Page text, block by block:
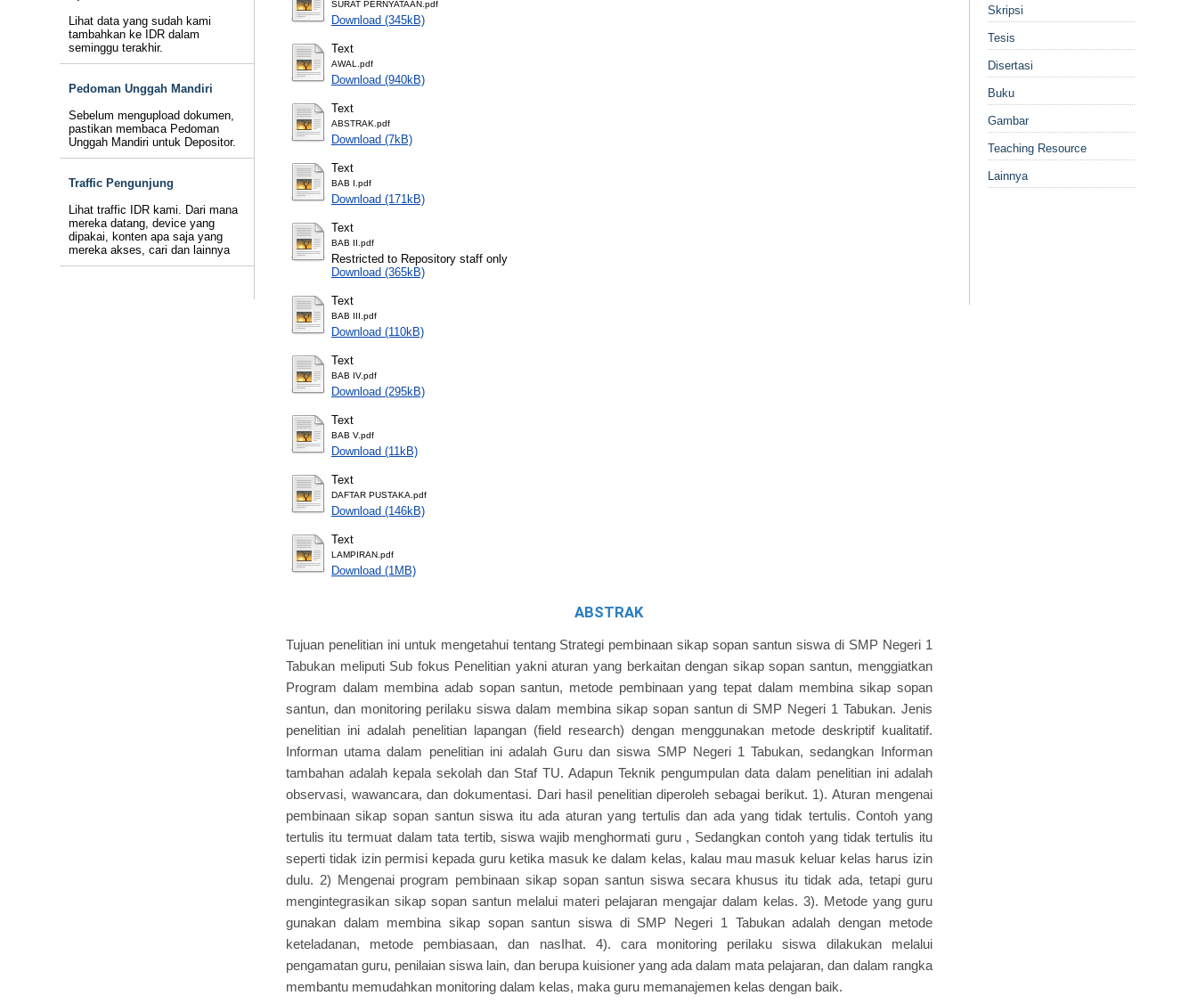
Lihat data yang sudah kami
tambahkan ke IDR dalam
seminggu terakhir.
Pedoman Unggah Mandiri
Sebelum mengupload dokumen,
pastikan membaca Pedoman
Unggah Mandiri untuk Depositor.
Traffic Pengunjung
Lihat traffic IDR kami. Dari mana
mereka datang, device yang
dipakai, konten apa saja yang
mereka akses, cari dan lainnya
SURAT PERNYATAAN.pdf
Download (345kB)
Text
AWAL.pdf
Download (940kB)
Text
ABSTRAK.pdf
Download (7kB)
Text
BAB I.pdf
Download (171kB)
Text
BAB II.pdf
Restricted to Repository staff only
Download (365kB)
Text
BAB III.pdf
Download (110kB)
Text
BAB IV.pdf
Download (295kB)
Text
BAB V.pdf
Download (11kB)
Text
DAFTAR PUSTAKA.pdf
Download (146kB)
Text
LAMPIRAN.pdf
Download (1MB)
ABSTRAK
Tujuan penelitian ini untuk mengetahui tentang Strategi pembinaan sikap sopan santun siswa di SMP Negeri 1
Tabukan meliputi Sub fokus Penelitian yakni aturan yang berkaitan dengan sikap sopan santun, menggiatkan
Program dalam membina adab sopan santun, metode pembinaan yang tepat dalam membina sikap sopan
santun, dan monitoring perilaku siswa dalam membina sikap sopan santun di SMP Negeri 1 Tabukan. Jenis
penelitian ini adalah penelitian lapangan (field research) dengan menggunakan metode deskriptif kualitatif.
Informan utama dalam penelitian ini adalah Guru dan siswa SMP Negeri 1 Tabukan, sedangkan Informan
tambahan adalah kepala sekolah dan Staf TU. Adapun Teknik pengumpulan data dalam penelitian ini adalah
observasi, wawancara, dan dokumentasi. Dari hasil penelitian diperoleh sebagai berikut. 1). Aturan mengenai
pembinaan sikap sopan santun siswa itu ada aturan yang tertulis dan ada yang tidak tertulis. Contoh yang
tertulis itu termuat dalam tata tertib, siswa wajib menghormati guru , Sedangkan contoh yang tidak tertulis itu
seperti tidak izin permisi kepada guru ketika masuk ke dalam kelas, kalau mau masuk keluar kelas harus izin
dulu. 2) Mengenai program pembinaan sikap sopan santun siswa secara khusus itu tidak ada, tetapi guru
mengintegrasikan sikap sopan santun melalui materi pelajaran mengajar dalam kelas. 3). Metode yang guru
gunakan dalam membina sikap sopan santun siswa di SMP Negeri 1 Tabukan adalah dengan metode
keteladanan, metode pembiasaan, dan nasIhat. 4). cara monitoring perilaku siswa dilakukan melalui
pengamatan guru, penilaian siswa lain, dan berupa kuisioner yang ada dalam mata pelajaran, dan dalam rangka
membantu memudahkan monitoring dalam kelas, maka guru memanajemen kelas dengan baik.
Skripsi
Tesis
Disertasi
Buku
Gambar
Teaching Resource
Lainnya